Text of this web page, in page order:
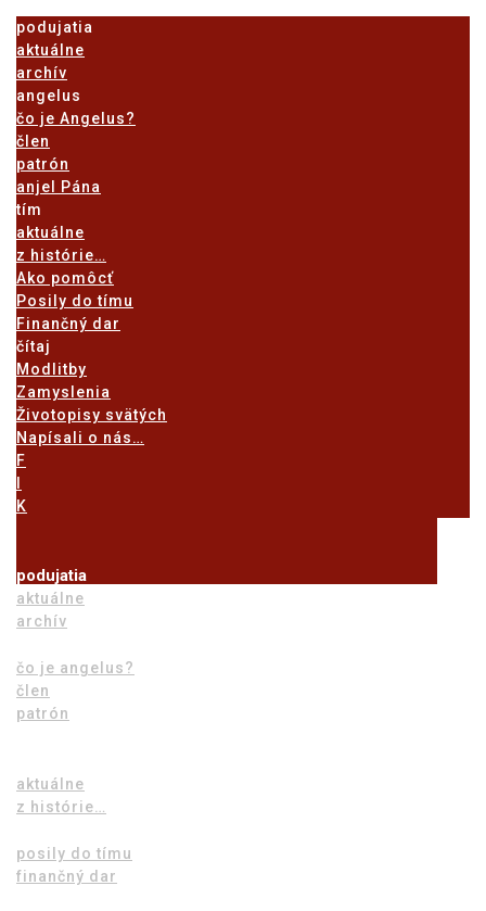
podujatia
aktuálne
archív
angelus
čo je Angelus?
člen
patrón
anjel Pána
tím
aktuálne
z histórie…
Ako pomôcť
Posily do tímu
Finančný dar
čítaj
Modlitby
Zamyslenia
Životopisy svätých
Napísali o nás…
F
K
podujatia
aktuálne
archív
čo je angelus?
člen
patrón
aktuálne
z histórie…
posily do tímu
finančný dar